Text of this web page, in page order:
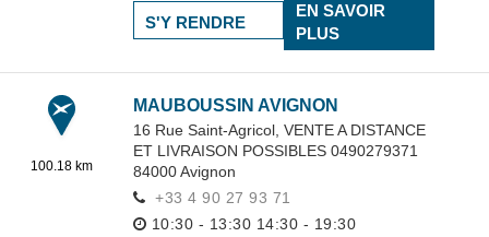
EN SAVOIR
PLUS
S'Y RENDRE
100.18 km
MAUBOUSSIN AVIGNON
16 Rue Saint-Agricol, VENTE A DISTANCE
ET LIVRAISON POSSIBLES 0490279371
84000Avignon
+33 4 90 27 93 71
10:30 - 13:30 14:30 - 19:30